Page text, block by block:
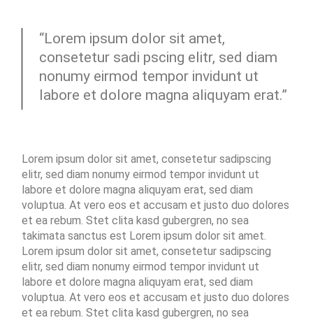
“Lorem ipsum dolor sit amet,
consetetur sadi pscing elitr, sed diam
nonumy eirmod tempor invidunt ut
labore et dolore magna aliquyam erat.”
Lorem ipsum dolor sit amet, consetetur sadipscing
elitr, sed diam nonumy eirmod tempor invidunt ut
labore et dolore magna aliquyam erat, sed diam
voluptua. At vero eos et accusam et justo duo dolores
et ea rebum. Stet clita kasd gubergren, no sea
takimata sanctus est Lorem ipsum dolor sit amet.
Lorem ipsum dolor sit amet, consetetur sadipscing
elitr, sed diam nonumy eirmod tempor invidunt ut
labore et dolore magna aliquyam erat, sed diam
voluptua. At vero eos et accusam et justo duo dolores
et ea rebum. Stet clita kasd gubergren, no sea